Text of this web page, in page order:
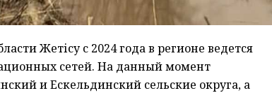
Жетісу с 2024 года в регионе ведется
сетей. На данный момент
и Ескельдинский сельские округа, а